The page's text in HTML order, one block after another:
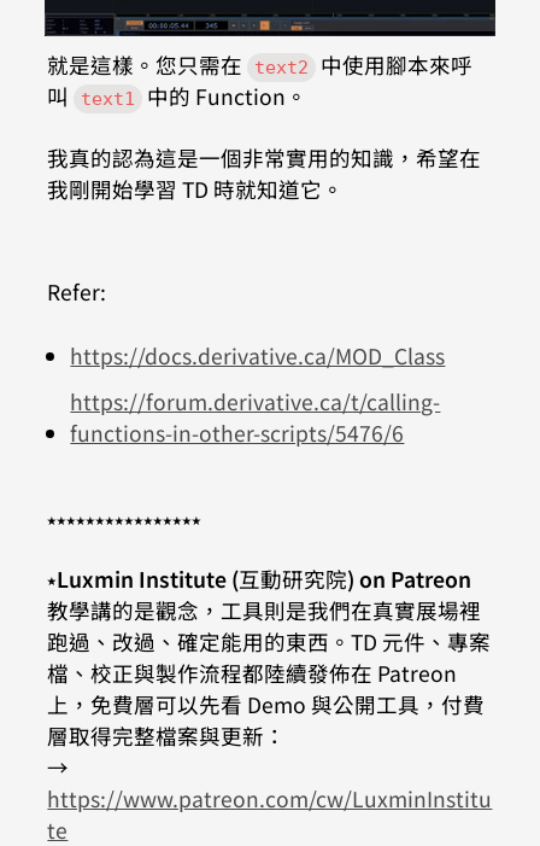
就是這樣。您只需在 text2
中使用腳本來呼
叫
text1 中的 Function。
我真的認為這是一個非常實用的知識，希望在
我剛開始學習 TD 時就知道它。
Refer:
https://docs.derivative.ca/MOD_Class
https://forum.derivative.ca/t/calling-
functions-in-other-scripts/5476/6
⭑⭑⭑⭑⭑⭑⭑⭑⭑⭑⭑⭑⭑⭑⭑⭑
⭑Luxmin Institute (互動研究院) on Patreon
教學講的是觀念，工具則是我們在真實展場裡
跑過、改過、確定能用的東西。TD 元件、專案
檔、校正與製作流程都陸續發佈在 Patreon
上，免費層可以先看 Demo 與公開工具，付費
層取得完整檔案與更新：
→
https://www.patreon.com/cw/LuxminInstitu
te